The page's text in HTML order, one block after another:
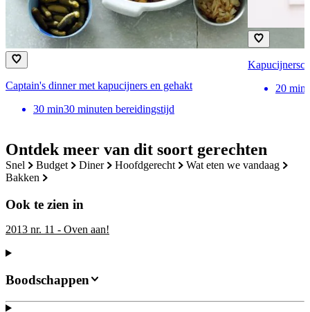
Ontdek meer van dit soort gerechten
snel budget diner hoofdgerecht
wat eten we vandaag
bakken
Ook te zien in
2013 nr. 11 - Oven aan!
Captain's dinner met kapucijners en gehakt
30 min30 minuten bereidingstijd
20 min
Boodschappen